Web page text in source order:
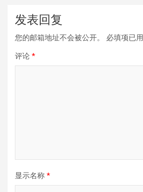
发表回复
您的邮箱地址不会被公开。 必填项已用
评论 *
显示名称 *